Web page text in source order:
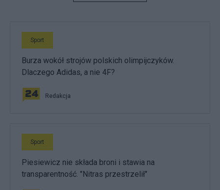
Sport
Burza wokół strojów polskich olimpijczyków.
Dlaczego Adidas, a nie 4F?
Redakcja
Sport
Piesiewicz nie składa broni i stawia na
transparentność. "Nitras przestrzelił"